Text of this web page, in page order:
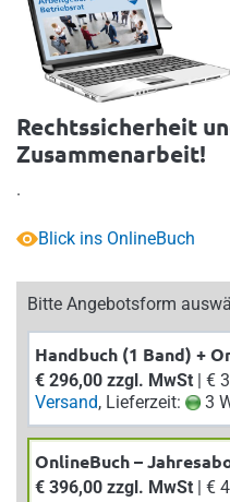
Rechtssicherheit
Zusammenarbeit!
.
Blick ins OnlineBuch
Bitte Angebotsform
Handbuch (1 Band) +
€ 296,00 zzgl. MwSt
| €
Versand, Lieferzeit: 3
OnlineBuch –
€ 396,00 zzgl. MwSt
| €